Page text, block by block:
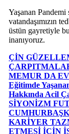
Yaşanan
vatandaşımızın
üstün gayretiyle
inanıyoruz.
ÇİN
MEMUR DA
Eğitimde
Hakkında Acil
SİYONİZM
KARİYER
ETMESİ İÇİN